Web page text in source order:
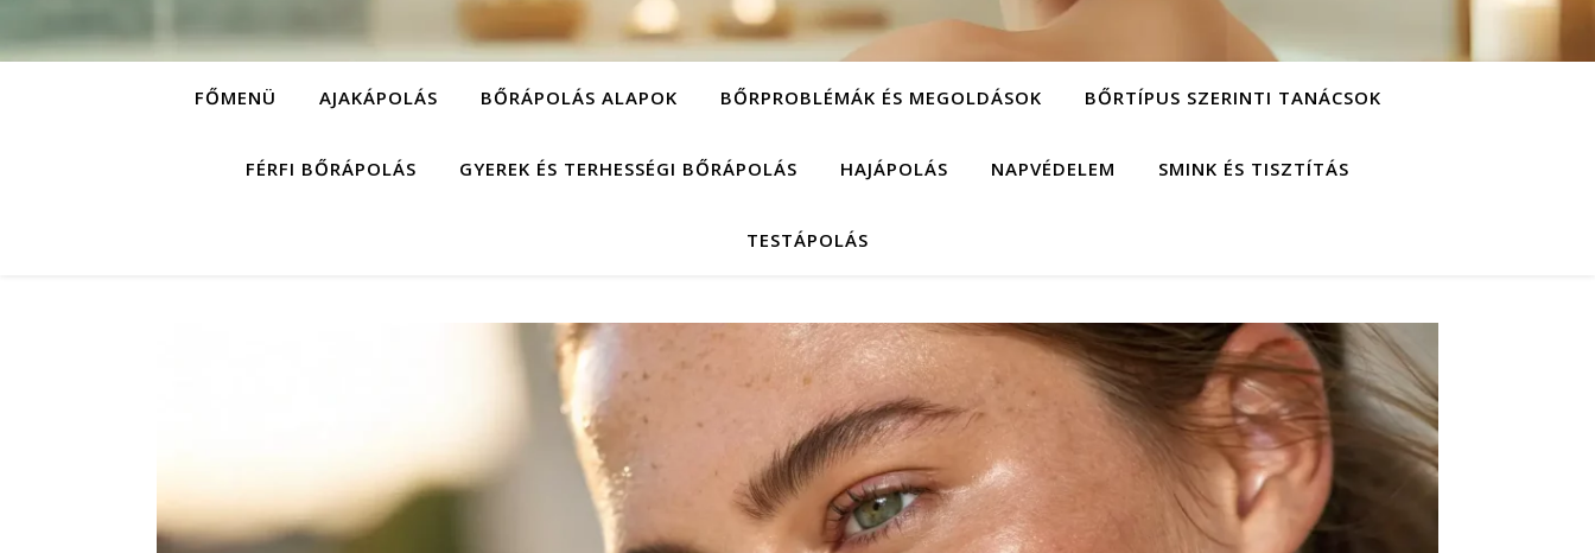
FŐMENÜ AJAKÁPOLÁS BŐRÁPOLÁS ALAPOK BŐRPROBLÉMÁK ÉS MEGOLDÁSOK BŐRTÍPUS SZERINTI TANÁCSOK
FÉRFI BŐRÁPOLÁS GYEREK ÉS TERHESSÉGI BŐRÁPOLÁS HAJÁPOLÁS NAPVÉDELEM SMINK ÉS TISZTÍTÁS
TESTÁPOLÁS